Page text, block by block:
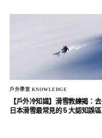
戶外學堂 KNOWLEDGE
【戶外冷知識】滑雪教練揭：去
日本滑雪最常見的 5 大認知誤區